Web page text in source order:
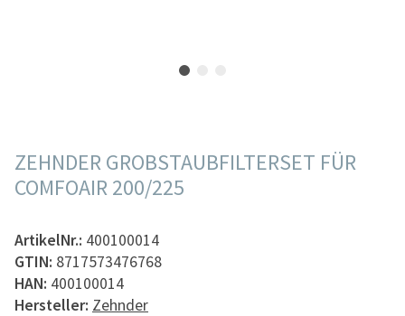
ZEHNDER GROBSTAUBFILTERSET FÜR
COMFOAIR 200/225
ArtikelNr.: 400100014
GTIN: 8717573476768
HAN: 400100014
Hersteller: Zehnder